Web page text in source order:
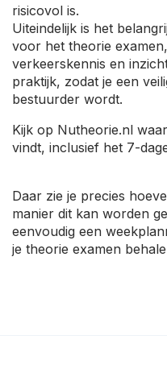
risicovol is.
Uiteindelijk is het
voor het theorie
verkeerskennis en
praktijk, zodat je een
bestuurder wordt.
Kijk op Nutheorie.nl
vindt, inclusief het 7-
Daar zie je precies
manier dit kan worden
eenvoudig een
je theorie examen